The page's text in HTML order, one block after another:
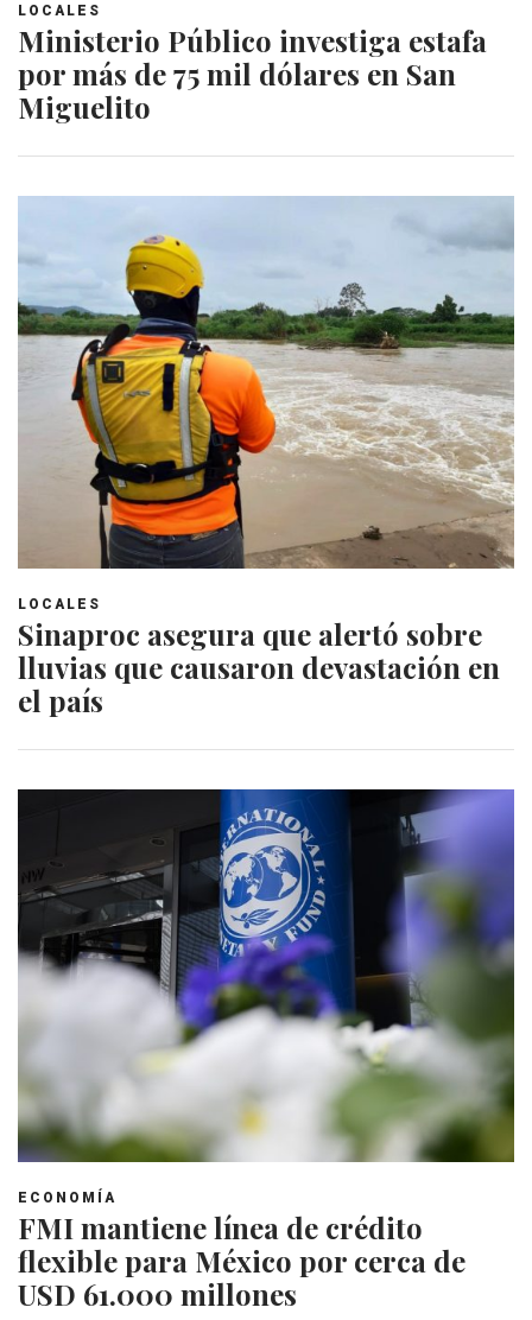
LOCALES
Ministerio Público investiga estafa
por más de 75 mil dólares en San
Miguelito
LOCALES
Sinaproc asegura que alertó sobre
lluvias que causaron devastación en
el país
ECONOMÍA
FMI mantiene línea de crédito
flexible para México por cerca de
USD 61.000 millones